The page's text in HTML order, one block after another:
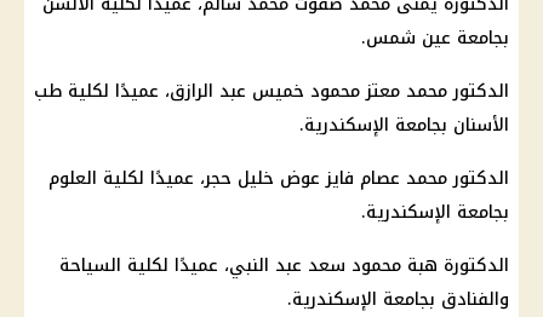
بجامعة عين شمس.
الدكتور محمد معتز محمود خميس عبد الرازق، عميدًا لكلية طب
الأسنان بجامعة الإسكندرية.
الدكتور محمد عصام فايز عوض خليل حجر، عميدًا لكلية العلوم
بجامعة الإسكندرية.
الدكتورة هبة محمود سعد عبد النبي، عميدًا لكلية السياحة
والفنادق بجامعة الإسكندرية.